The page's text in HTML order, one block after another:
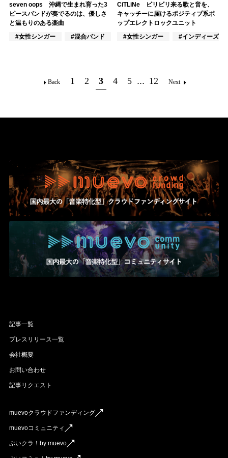
seven oops 沖縄で生まれ育った3
ピースバンドが奏でるのは、優しさ
と温もりのある楽曲
#女性シンガー
#混合バンド #混合ユニット
CiTLiNe ビリビリ来る歌と音を、
キャッチーに届けるポジティブ系ポ
ップエレクトロックユニット
#女性シンガー
#インディーズ
Back 1 2 3 4 5 ... 12 Next
記事一覧
プレスリリース一覧
会社概要
お問い合わせ
記事リクエスト
muevoクラウドファンディング
muevoコミュニティ
ぶいクラ！by muevo